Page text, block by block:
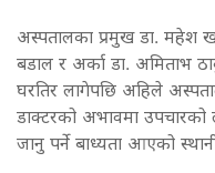
अस्पतालका प्रमुख डा. महेश
बडाल र अर्का डा. अमिताभ
घरतिर लागेपछि अहिले
डाक्टरको अभावमा उपचारको
जानु पर्ने बाध्यता आएको